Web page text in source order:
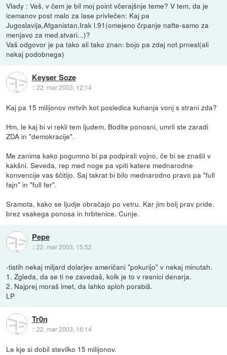
Vlady : Veš, v čem je bil moj point včerajšnje teme? V tem, da je
icemanov post malo za lase privlečen: Kaj pa
Jugoslavija,Afganistan,Irak l.91(omejeno črpanje nafte-samo za
menjavo za med.stvari...)?
Vaš odgovor je pa tako ali tako znan: bojo pa zdaj not prnesl(ali
nekaj podobnega)
Keyser Soze
::22. mar 2003, 12:14
Kaj pa 15 milijonov mrtvih kot posledica kuhanja vonj s strani zda?
Hm, le kaj bi vi rekli tem ljudem. Bodite ponosni, umrli ste zaradi
ZDA in "demokracije".
Me zanima kako pogumno bi pa podpirali vojno, če bi se znašli v
kakšni. Seveda, rep med noge pa vpiti katere mednarodne
konvencije vas ščitijo. Saj takrat bi bilo mednarodno pravo pa "full
fajn" in "full fer".
Sramota, kako se ljudje obračajo po vetru. Kar jim bolj prav pride.
brez vsakega ponosa in hrbtenice. Cunje.
Pepe
::22. mar 2003, 15:52
-tistih nekaj miljard dolarjev američani "pokurijo" v nekaj minutah.
1. Zgleda, da se ti ne zavedaš, kolk je to v resnici denarja.
2. Najprej moraš imet, da lahko sploh porabiš.
LP
Tr0n
::22. mar 2003, 16:14
Le kje si dobil stevilko 15 milijonov.